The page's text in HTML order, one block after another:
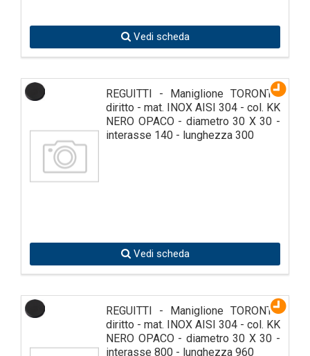
Vedi scheda
REGUITTI - Maniglione TORONTO
diritto - mat. INOX AISI 304 - col. KK
NERO OPACO - diametro 30 X 30 -
interasse 140 - lunghezza 300
Vedi scheda
REGUITTI - Maniglione TORONTO
diritto - mat. INOX AISI 304 - col. KK
NERO OPACO - diametro 30 X 30 -
interasse 800 - lunghezza 960